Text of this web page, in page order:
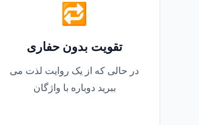
🔁
تقویت بدون حفاری
در حالی که از یک روایت لذت می
ببرید دوباره با واژگان